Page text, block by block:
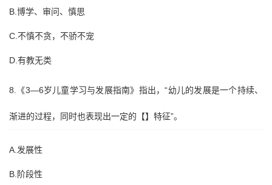
B.博学、审问、慎思
C.不慎不贪，不骄不宠
D.有教无类
8.《3—6岁儿童学习与发展指南》指出，“幼儿的发展是一个持续、
渐进的过程，同时也表现出一定的【】特征”。
A.发展性
B.阶段性